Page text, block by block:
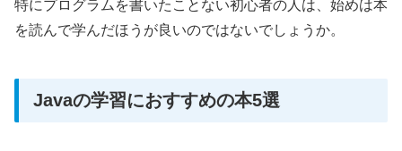
特にプログラムを書いたことない初心者の人は、始めは本
を読んで学んだほうが良いのではないでしょうか。
Javaの学習におすすめの本5選